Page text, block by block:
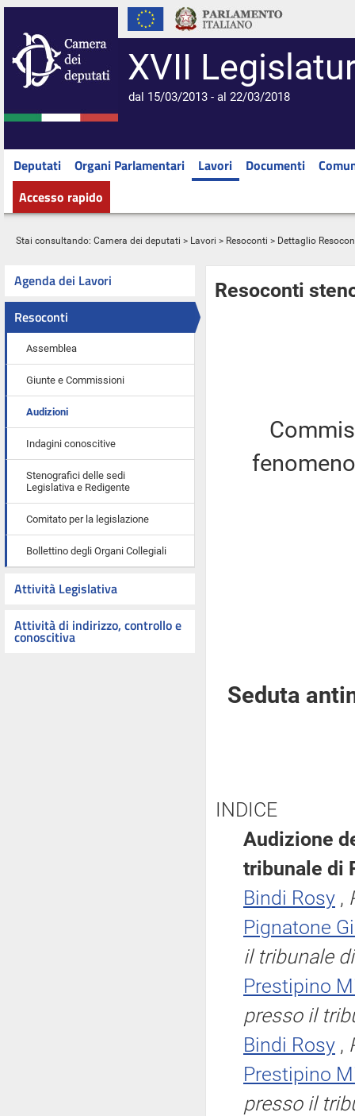
XVII
dal 15/03/2013 - al 22/03/2018
Deputati Organi Parlamentari Lavori Documenti
Accesso rapido
Stai consultando: Camera dei deputati > Lavori > Resoconti > Dettaglio
Agenda dei Lavori
Resoconti
Assemblea
Giunte e Commissioni
Audizioni
Indagini conoscitive
Stenografici delle sedi
Legislativa e Redigente
Comitato per la legislazione
Bollettino degli Organi Collegiali
Attività Legislativa
Attività di indirizzo, controllo e
conoscitiva
Resoconti
Seduta
INDICE
Audizione
tribunale di
Bindi Rosy ,
Pignatone
il tribunale
Prestipino
presso il
Bindi Rosy ,
Prestipino
presso il